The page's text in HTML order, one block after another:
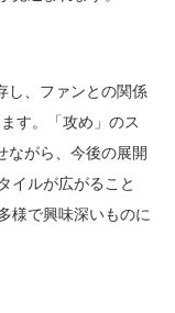
し、ファンとの関係
す。「攻め」のス
ながら、今後の展開
イルが広がること
様で興味深いものに